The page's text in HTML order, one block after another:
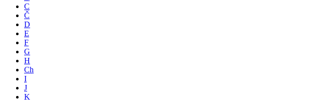
C
Č
D
E
F
G
H
Ch
I
J
K